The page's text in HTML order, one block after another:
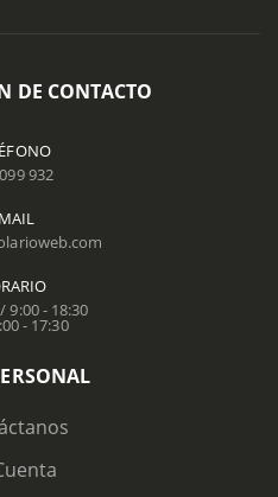
DE CONTACTO
932
9:00 - 18:30
- 17:30